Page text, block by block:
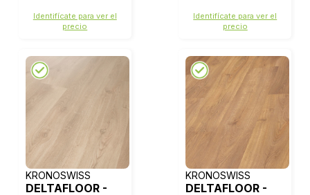
Identifícate para ver el
precio
Identifícate para ver el
precio
KRONOSWISS
DELTAFLOOR -
KRONOSWISS
DELTAFLOOR -